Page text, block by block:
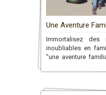
Une Aventure
Immortalisez des
inoubliables en
"une aventure
sportives jusqu'au